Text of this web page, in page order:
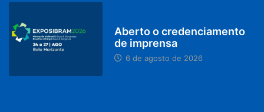
Aberto o credenciamento
de imprensa
6 de agosto de 2026